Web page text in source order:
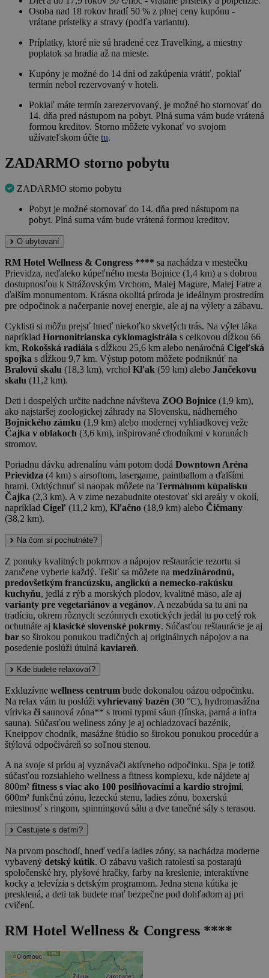
Osoba nad 18 rokov hradí 50 % z plnej ceny kupónu -
vrátane prístelky a stravy (podľa variantu).
Príplatky, ktoré nie sú hradené cez Travelking, a miestny
poplatok sa hradia až na mieste.
Kupóny je možné do 14 dní od zakúpenia vrátiť, pokiaľ
termín nebol rezervovaný v hoteli.
Pokiaľ máte termín zarezervovaný, je možné ho stornovať do
14. dňa pred nástupom na pobyt. Plná suma vám bude vrátená
formou kreditov. Storno môžete vykonať vo svojom
užívateľskom účte tu.
ZADARMO storno pobytu
ZADARMO storno pobytu
Pobyt je možné stornovať do 14. dňa pred nástupom na
pobyt. Plná suma vám bude vrátená formou kreditov.
O ubytovaní
RM Hotel Wellness & Congress **** sa nachádza v mestečku
Prievidza, neďaleko kúpeľného mesta Bojnice (1,4 km) a s dobrou
dostupnosťou k Strážovským Vrchom, Malej Magure, Malej Fatre a
ďalším monumentom. Krásna okolitá príroda je ideálnym prostredím
pre odpočinok a načerpanie novej energie, ale aj na výlety a zábavu.
Cyklisti si môžu prejsť hneď niekoľko skvelých trás. Na výlet láka
napríklad Hornonitrianska cyklomagistrála s celkovou dĺžkou 66
km, Rokošská radiála s dĺžkou 25,6 km alebo nenáročná Cigeľská
spojka s dĺžkou 9,7 km. Výstup potom môžete podniknúť na
Bralovú skalu (18,3 km), vrchol Kľak (59 km) alebo Jančekovu
skalu (11,2 km).
Deti i dospelých určite nadchne návšteva ZOO Bojnice (1,9 km),
ako najstaršej zoologickej záhrady na Slovensku, nádherného
Bojnického zámku (1,9 km) alebo modernej vyhliadkovej veže
Čajka v oblakoch (3,6 km), inšpirované chodníkmi v korunách
stromov.
Poriadnu dávku adrenalínu vám potom dodá Downtown Aréna
Prievidza (4 km) s airsoftom, lasergame, paintballom a ďalšími
hrami. Oddýchnuť si naopak môžete na Termálnom kúpalisku
Čajka (2,3 km). A v zime nezabudnite otestovať ski areály v okolí,
napríklad Cigeľ (11,2 km), Kľačno (18,9 km) alebo Čičmany
(38,2 km).
Na čom si pochutnáte?
Z ponuky kvalitných pokrmov a nápojov reštaurácie rezortu si
zaručene vyberie každý. Tešiť sa môžete na medzinárodnú,
predovšetkým francúzsku, anglickú a nemecko-rakúsku
kuchyňu, jedlá z rýb a morských plodov, kvalitné mäso, ale aj
varianty pre vegetariánov a vegánov. A nezabúda sa tu ani na
tradíciu, okrem rôznych sezónnych exotických jedál tu po celý rok
ochutnáte aj klasické slovenské pokrmy. Súčasťou reštaurácie je aj
bar so širokou ponukou tradičných aj originálnych nápojov a na
posedenie poslúži útulná kaviareň.
Kde budete relaxovať?
Exkluzívne wellness centrum bude dokonalou oázou odpočinku.
Na relax vám tu poslúži vyhrievaný bazén (30 °C), hydromasážna
vírivka či saunová zóna** s tromi typmi sáun (fínska, parná a infra
sauna). Súčasťou wellness zóny je aj ochladzovací bazénik,
Kneippov chodník, masážne štúdio so širokou ponukou procedúr a
štýlová odpočiváreň so soľnou stenou.
A na svoje si prídu aj vyznávači aktívneho odpočinku. Spa je totiž
súčasťou rozsiahleho wellness a fitness komplexu, kde nájdete aj
800m² fitness s viac ako 100 posilňovacími a kardio strojmi,
600m² funkčnú zónu, lezeckú stenu, ladies zónu, boxerskú
miestnosť s ringom, spinningovú sálu a dve tanečné sály s terasou.
Cestujete s deťmi?
Na prvom poschodí, hneď vedľa ladies zóny, sa nachádza moderne
vybavený detský kútik. O zábavu vašich ratolestí sa postarajú
spoločenské hry, plyšové hračky, farby na kreslenie, interaktívne
kocky a televízia s detským programom. Jedna stena kútika je
presklená, a deti tak budete mať bezpečne pod dohľadom aj pri
cvičení.
RM Hotel Wellness & Congress ****